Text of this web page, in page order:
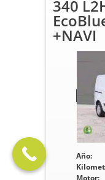
340
+NAVI
Año:
Motor: